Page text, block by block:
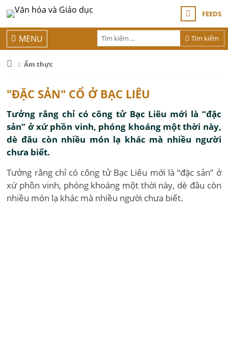
FEEDS
Tìm kiếm
MENU
Ẩm thực
"ĐẶC SẢN" CỔ Ở BẠC LIÊU
Tưởng rằng chỉ có công tử Bạc Liêu mới là “đặc
sản” ở xứ phồn vinh, phóng khoáng một thời này,
dè đâu còn nhiều món lạ khác mà nhiều người
chưa biết.
Tưởng rằng chỉ có công tử Bạc Liêu mới là “đặc sản” ở
xứ phồn vinh, phóng khoáng một thời này, dè đâu còn
nhiều món lạ khác mà nhiều người chưa biết.